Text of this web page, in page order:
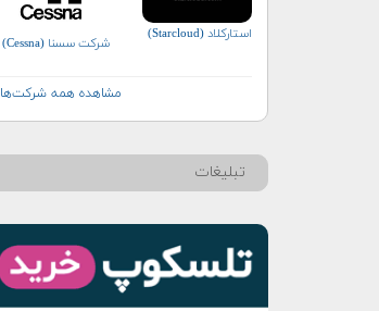
استارکلاد (Starcloud)
شرکت سسنا (Cessna)
مشاهده همه شرکت‌ها
تبلیغات